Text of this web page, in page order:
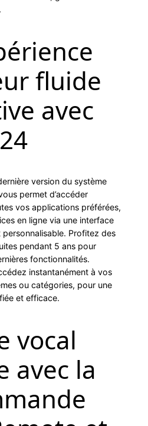
fluide
avec
version du système
permet d’accéder
vos applications préférées,
en ligne via une interface
Profitez des
pendant 5 ans pour
fonctionnalités.
instantanément à vos
ou catégories, pour une
et efficace.
vocal
avec la